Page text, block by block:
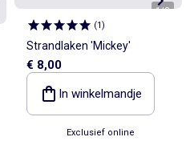
1/3
(1)
Strandlaken 'Mickey'
€ 8,00
In winkelmandje
Exclusief online